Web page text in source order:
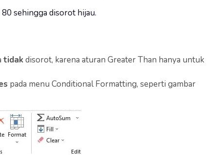
sehingga disorot hijau.
tidakdisorot, karena aturan Greater Than hanya untuk
pada menu Conditional Formatting, seperti gambar